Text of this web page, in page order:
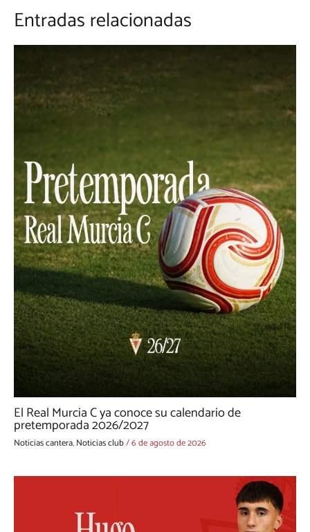
Entradas relacionadas
El Real Murcia C ya conoce su calendario de
pretemporada 2026/2027
Noticias cantera,Noticias club/6 de agosto de 2026